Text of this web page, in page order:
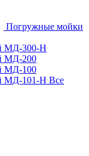
Погружные мойки
МД-300-H
МД-200
МД-100
МД-101-Н Все